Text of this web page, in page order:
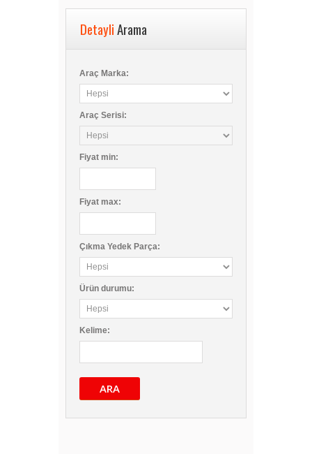
DetayliArama
Araç Marka:
Araç Serisi:
Fiyat min:
Fiyat max:
Çıkma Yedek Parça:
Ürün durumu:
Kelime:
ARA